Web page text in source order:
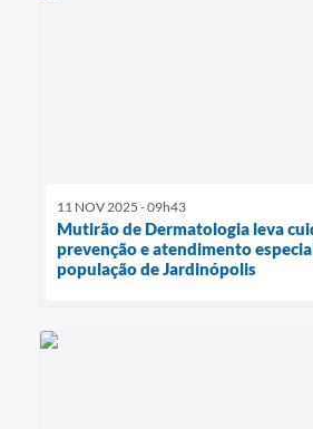
11 NOV 2025 - 09h43
Mutirão de Dermatologia leva
prevenção e atendimento
população de Jardinópolis